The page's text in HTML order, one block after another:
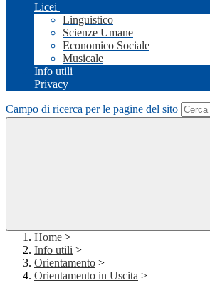
Licei
Linguistico
Scienze Umane
Economico Sociale
Musicale
Info utili
Privacy
Campo di ricerca per le pagine del sito
Home >
Info utili >
Orientamento >
Orientamento in Uscita >